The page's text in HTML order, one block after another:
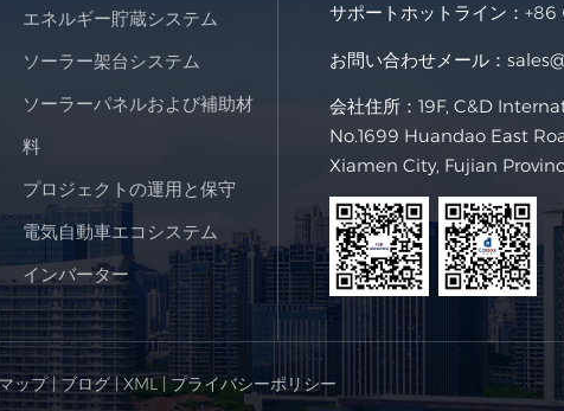
エネルギー貯蔵システム
ソーラー架台システム
ソーラーパネルおよび補助材
料
プロジェクトの運用と保守
電気自動車エコシステム
インバーター
サポートホットライン：+86
お問い合わせメール：
会社住所：19F, C&D
No.1699 Huandao East
Xiamen City, Fujian
ップ|ブログ|XML|プライバシーポリシー